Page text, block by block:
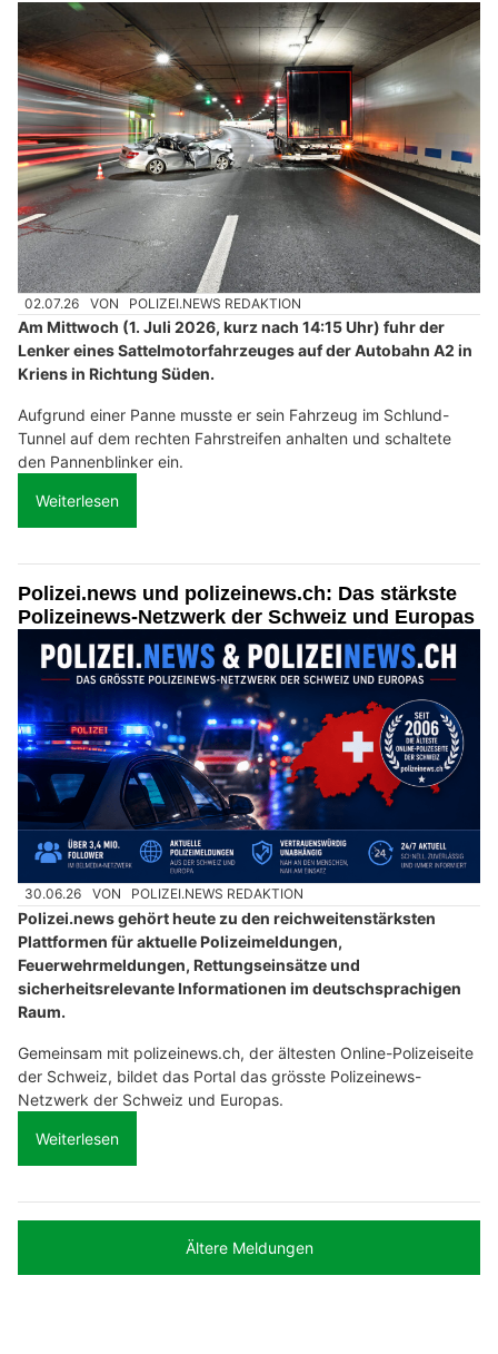
02.07.26 VON POLIZEI.NEWS REDAKTION
Am Mittwoch (1. Juli 2026, kurz nach 14:15 Uhr) fuhr der
Lenker eines Sattelmotorfahrzeuges auf der Autobahn A2 in
Kriens in Richtung Süden.
Aufgrund einer Panne musste er sein Fahrzeug im Schlund-
Tunnel auf dem rechten Fahrstreifen anhalten und schaltete
den Pannenblinker ein.
Weiterlesen
Polizei.news und polizeinews.ch: Das stärkste
Polizeinews-Netzwerk der Schweiz und Europas
30.06.26 VON POLIZEI.NEWS REDAKTION
Polizei.news gehört heute zu den reichweitenstärksten
Plattformen für aktuelle Polizeimeldungen,
Feuerwehrmeldungen, Rettungseinsätze und
sicherheitsrelevante Informationen im deutschsprachigen
Raum.
Gemeinsam mit polizeinews.ch, der ältesten Online-Polizeiseite
der Schweiz, bildet das Portal das grösste Polizeinews-
Netzwerk der Schweiz und Europas.
Weiterlesen
Ältere Meldungen